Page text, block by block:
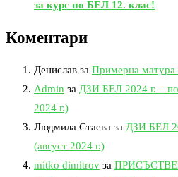
за курс по БЕЛ 12. клас!
Коментари
Денислав за Примерна матура
Admin за ДЗИ БЕЛ 2024 г. –
2024 г.)
Людмила Стаева за ДЗИ БЕЛ
(август 2024 г.)
mitko dimitrov за